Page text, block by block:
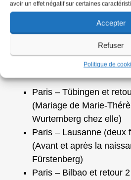
avoir un effet négatif sur certaines
Accepter
Refuser
Politique de
décembre 1956, Lova de
« Pour vous donner un
voici, pour le dernier mois,
importants effectués par les
Paris – Tübingen et
(Mariage de Marie-
Wurtemberg chez elle)
Paris – Lausanne (deux
(Avant et après la
Fürstenberg)
Paris – Bilbao et retour